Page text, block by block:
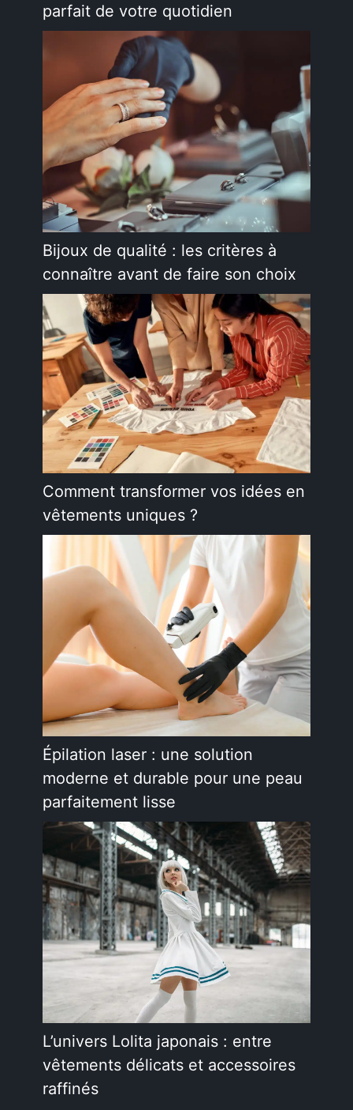
parfait de votre quotidien
Bijoux de qualité : les critères à
connaître avant de faire son choix
Comment transformer vos idées en
vêtements uniques ?
Épilation laser : une solution
moderne et durable pour une peau
parfaitement lisse
L’univers Lolita japonais : entre
vêtements délicats et accessoires
raffinés